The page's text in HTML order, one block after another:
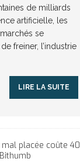
de milliards
artificielle, les
se
freiner, l’industrie
LIRE LA SUITE
mal placée coûte 40